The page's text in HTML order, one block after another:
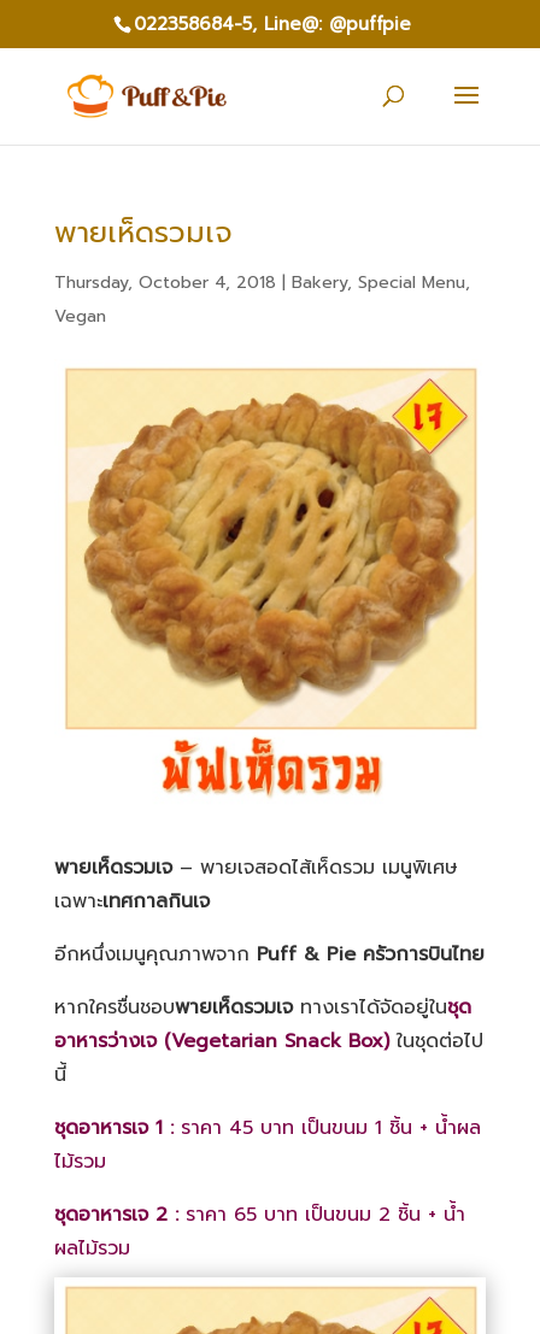
022358684-5, Line@: @puffpie
พายเห็ดรวมเจ
Thursday, October 4, 2018 | Bakery, Special Menu,
Vegan
พายเห็ดรวมเจ– พายเจสอดไส้เห็ดรวม เมนูพิเศษ
เฉพาะเทศกาลกินเจ
อีกหนึ่งเมนูคุณภาพจาก Puff & Pie ครัวการบินไทย
หากใครชื่นชอบพายเห็ดรวมเจทางเราได้จัดอยู่ในชุด
อาหารว่างเจ (Vegetarian Snack Box)ในชุดต่อไป
นี้
ชุดอาหารเจ 1 : ราคา 45 บาท เป็นขนม 1 ชิ้น + น้ำผล
ไม้รวม
ชุดอาหารเจ 2 : ราคา 65 บาท เป็นขนม 2 ชิ้น + น้ำ
ผลไม้รวม